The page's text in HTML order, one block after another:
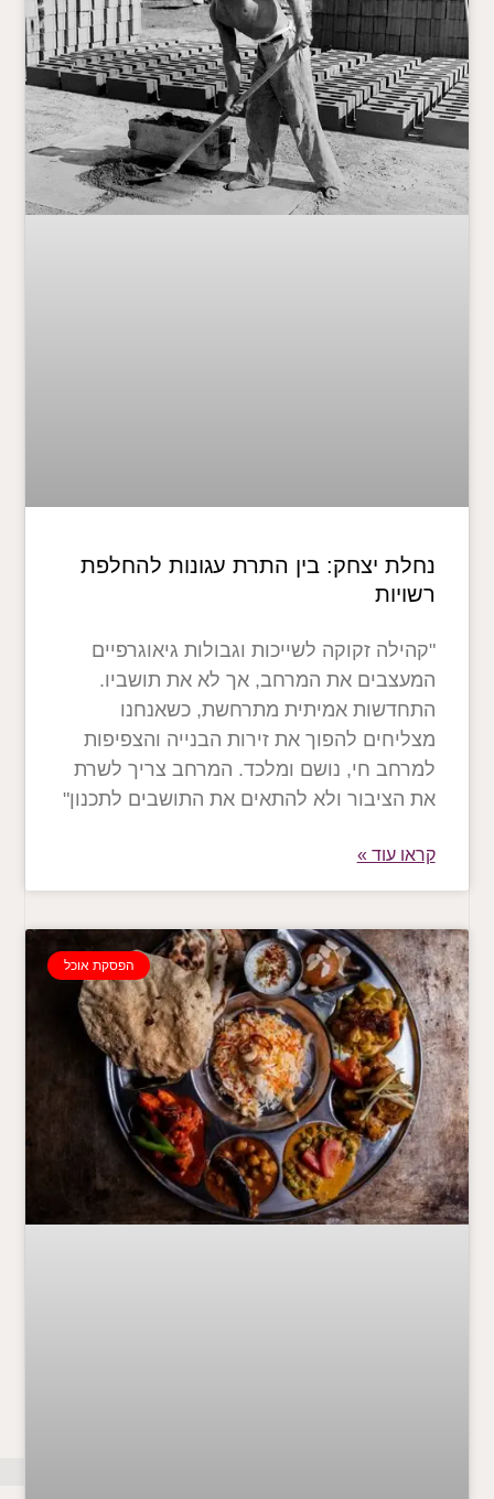
נחלת יצחק: בין התרת עגונות להחלפת
רשויות
"קהילה זקוקה לשייכות וגבולות גיאוגרפיים
המעצבים את המרחב, אך לא את תושביו.
התחדשות אמיתית מתרחשת, כשאנחנו
מצליחים להפוך את זירות הבנייה והצפיפות
למרחב חי, נושם ומלכד. המרחב צריך לשרת
את הציבור ולא להתאים את התושבים לתכנון"
קראו עוד »
הפסקת אוכל